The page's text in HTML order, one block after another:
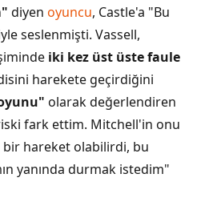
diyen oyuncu, Castle'a "Bu
seslenmişti. Vassell,
iki kez üst üste faule
harekete geçirdiğini
olarak değerlendiren
fark ettim. Mitchell'in onu
hareket olabilirdi, bu
yanında durmak istedim"